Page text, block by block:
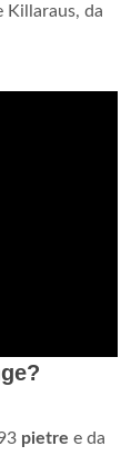
Killaraus, da
pietre e da